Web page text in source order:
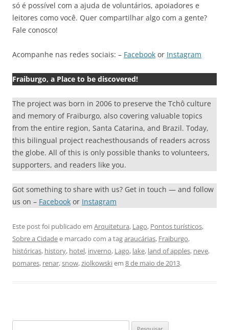
só é possível com a ajuda de voluntários, apoiadores e
leitores como você. Quer compartilhar algo com a gente?
Fale conosco!
Acompanhe nas redes sociais: – Facebook or Instagram
Fraiburgo, a Place to be discovered!
The project was born in 2006 to preserve the Tchô culture
and memory of Fraiburgo, also covering valuable topics
from the entire region, Santa Catarina, and Brazil. Today,
this bilingual project reachesthousands of readers across
the globe. All of this is only possible thanks to volunteers,
supporters, and readers like you.
Got something to share with us? Get in touch — and follow
us on – Facebook or Instagram
Este post foi publicado em Arquitetura, Lago, Pontos turísticos,
Sobre a Cidadee marcado com a tagaraucárias, Fraiburgo,
históricas, history, hotel, inverno, Lago, lake, land of apples, neve,
pomares, renar,snow,ziolkowskiem 8 de maio de 2013.